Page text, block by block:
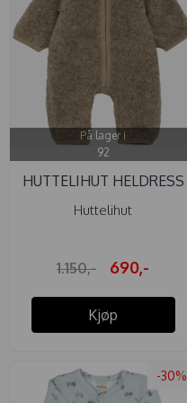
På lager i
92
HUTTELIHUT HELDRESS
ULL TEDDY ...
Huttelihut
1.150,- 690,-
Kjøp
-30%